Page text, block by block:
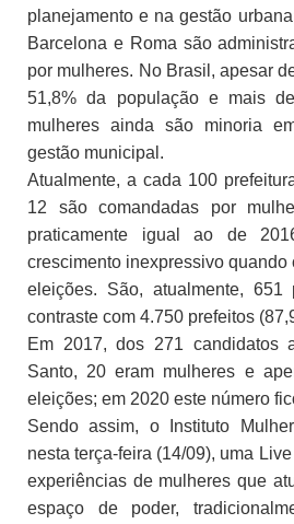
planejamento e na gestão
Barcelona e Roma são
por mulheres. No Brasil, apesar
51,8% da população e mais
mulheres ainda são minoria
gestão municipal.
Atualmente, a cada 100
12 são comandadas por
praticamente igual ao de
crescimento inexpressivo quando
eleições. São, atualmente, 651
contraste com 4.750 prefeitos
Em 2017, dos 271 candidatos
Santo, 20 eram mulheres e
eleições; em 2020 este número
Sendo assim, o Instituto
nesta terça-feira (14/09), uma
experiências de mulheres que
espaço de poder,